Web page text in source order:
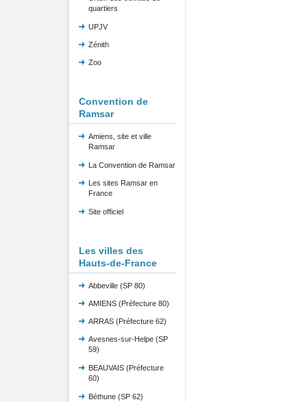
quartiers
UPJV
Zénith
Zoo
Convention de
Ramsar
Amiens, site et ville
Ramsar
La Convention de Ramsar
Les sites Ramsar en
France
Site officiel
Les villes des
Hauts-de-France
Abbeville (SP 80)
AMIENS (Préfecture 80)
ARRAS (Préfecture 62)
Avesnes-sur-Helpe (SP
59)
BEAUVAIS (Préfecture
60)
Béthune (SP 62)